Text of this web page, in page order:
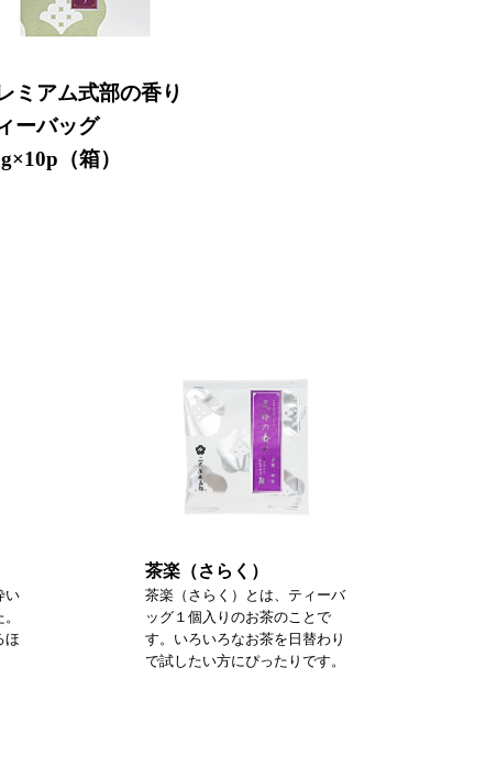
ミアム式部の香り
ーバッグ
（箱）
い
ほ
茶楽（さらく）
茶楽（さらく）とは、ティーバ
ッグ１個入りのお茶のことで
す。いろいろなお茶を日替わり
で試したい方にぴったりです。